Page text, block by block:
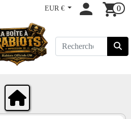
EUR € 0